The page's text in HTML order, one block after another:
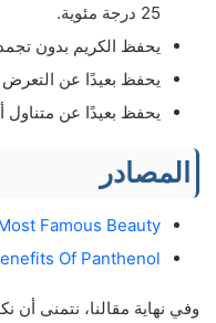
25 درجة مئوية.
يحفظ الكريم بدون
يحفظ بعيدًا عن
يحفظ بعيدًا عن متناول
المصادر
Famous Beauty
Of Panthenol
وفي نهاية مقالنا، نتمنى